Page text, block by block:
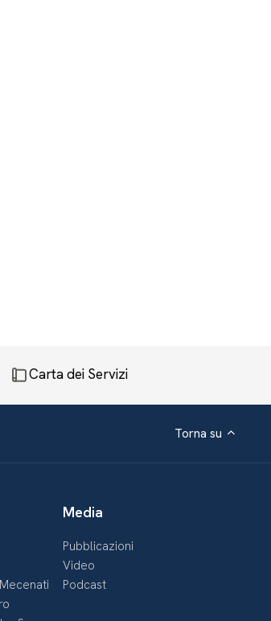
Carta dei Servizi
Torna su
Media
Pubblicazioni
Video
Podcast